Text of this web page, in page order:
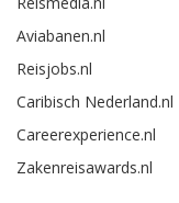
Aviabanen.nl
Reisjobs.nl
Caribisch Nederland.nl
Careerexperience.nl
Zakenreisawards.nl